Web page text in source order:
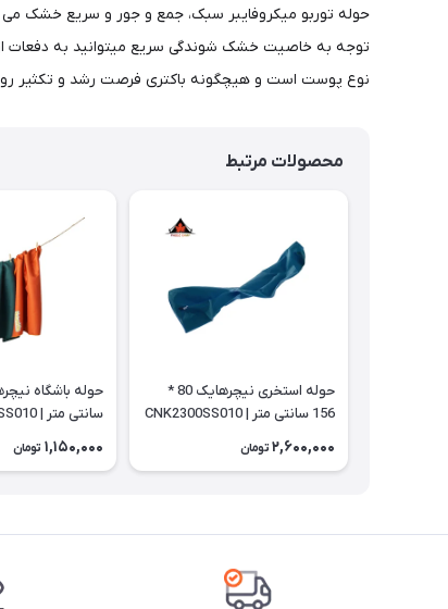
حوله توربو میکروفایبر سبک، جمع و جور و سریع خشک می
نوع پوست است و هیچگونه باکتری فرصت رشد و تکثیر
محصولات مرتبط
حوله استخری نیچرهایک 80 *
156 سانتی متر | CNK2300SS010
2,600,000 تومان
سانتی متر | CNK2300SS010
1,150,000 تومان